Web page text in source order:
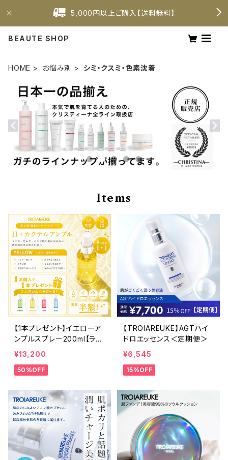
5,000円以上ご購入【送料無料】
BEAUTE SHOP
HOME お悩み別 シミ・クスミ・色素沈着
Items
【1本プレゼント】イエローア
ンプルスプレー200ml【ラデ
ィアンスカクテルアンプル】
¥13,200
50%OFF
【TROIAREUKE】AGTハイ
ドロエッセンス＜定期便＞
¥6,545
15%OFF